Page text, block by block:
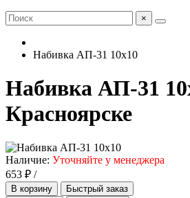
×
Набивка АП-31 10х10
Набивка АП-31
Красноярске
Наличие: Уточняйте у менеджера
653 ₽ /
В корзину
Быстрый заказ